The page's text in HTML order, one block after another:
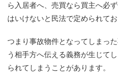
ら入居者へ、売買なら買主へ必
はいけないと民法で定められてお
つまり事故物件となってしまっ
う相手方へ伝える義務が生じて
られてしまうことがあります。